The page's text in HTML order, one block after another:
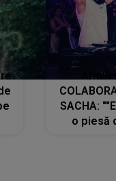
SACHA:
o piesă